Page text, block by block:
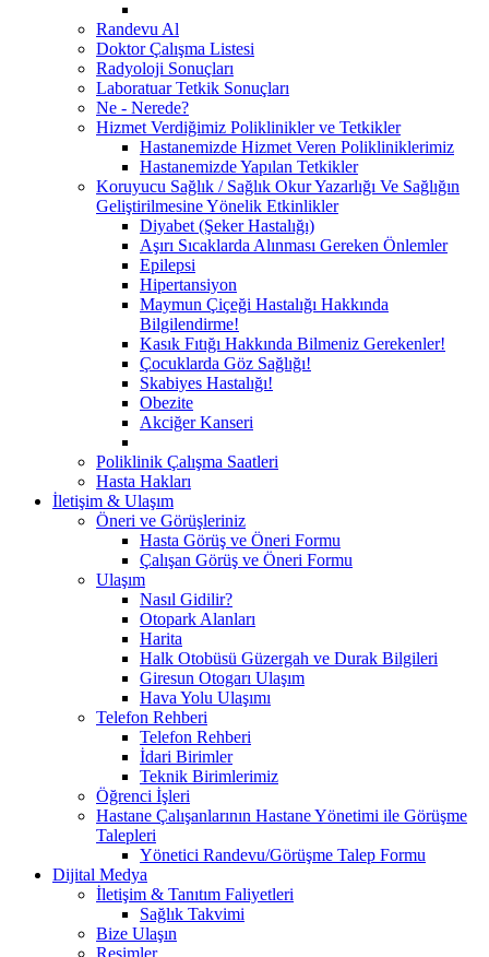
Randevu Al
Doktor Çalışma Listesi
Radyoloji Sonuçları
Laboratuar Tetkik Sonuçları
Ne - Nerede?
Hizmet Verdiğimiz Poliklinikler ve Tetkikler
Hastanemizde Hizmet Veren Polikliniklerimiz
Hastanemizde Yapılan Tetkikler
Koruyucu Sağlık / Sağlık Okur Yazarlığı Ve Sağlığın
Geliştirilmesine Yönelik Etkinlikler
Diyabet (Şeker Hastalığı)
Aşırı Sıcaklarda Alınması Gereken Önlemler
Epilepsi
Hipertansiyon
Maymun Çiçeği Hastalığı Hakkında
Bilgilendirme!
Kasık Fıtığı Hakkında Bilmeniz Gerekenler!
Çocuklarda Göz Sağlığı!
Skabiyes Hastalığı!
Obezite
Akciğer Kanseri
Poliklinik Çalışma Saatleri
Hasta Hakları
İletişim & Ulaşım
Öneri ve Görüşleriniz
Hasta Görüş ve Öneri Formu
Çalışan Görüş ve Öneri Formu
Ulaşım
Nasıl Gidilir?
Otopark Alanları
Harita
Halk Otobüsü Güzergah ve Durak Bilgileri
Giresun Otogarı Ulaşım
Hava Yolu Ulaşımı
Telefon Rehberi
Telefon Rehberi
İdari Birimler
Teknik Birimlerimiz
Öğrenci İşleri
Hastane Çalışanlarının Hastane Yönetimi ile Görüşme
Talepleri
Yönetici Randevu/Görüşme Talep Formu
Dijital Medya
İletişim & Tanıtım Faliyetleri
Sağlık Takvimi
Bize Ulaşın
Resimler